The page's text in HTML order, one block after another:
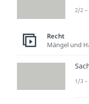
Ist
Ein
wenn
2/2 –
Recht
Mängel und
1/3 –